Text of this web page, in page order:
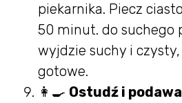
piekarnika. Piecz
50 minut. do suchego
wyjdzie suchy i
gotowe.
👩‍🍳 Ostudź i